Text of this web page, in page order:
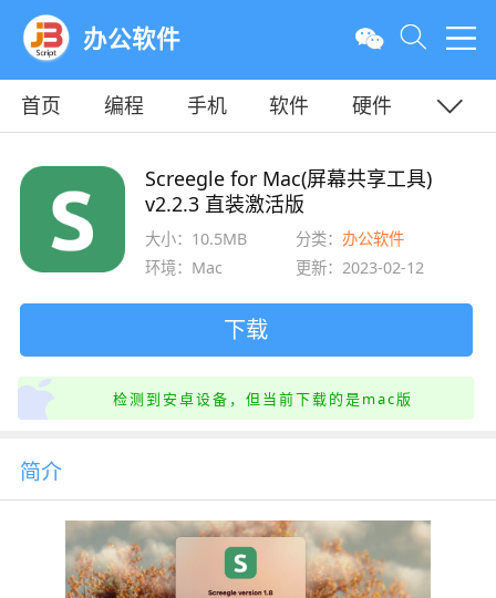
办公软件
首页 编程 手机 软件
硬件
Screegle for Mac(屏幕共享工具)
v2.2.3 直装激活版
大小：10.5MB 分类：办公软件
环境：Mac
更新：2023-02-12
下载
检测到安卓设备，但当前下载的是mac版
简介